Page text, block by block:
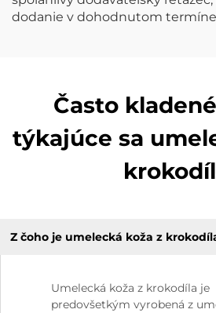
dodanie v dohodnutom
Často
týkajúce sa
Z čoho je umelecká koža z
Umelecká koža z krokodíla je
predovšetkým vyrobená z